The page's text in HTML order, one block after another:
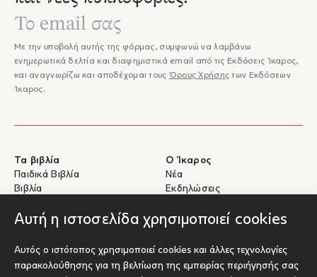
Αυτή η ιστοσελίδα χρησιμοποιεί cookies
Αυτός ο ιστότοπος χρησιμοποιεί cookies και άλλες τεχνολογίες
παρακολούθησης για τη βελτίωση της εμπειρίας περιήγησής σας
Με την υποβολή αυτής της φόρμας, συμφωνώ να λαμβάνω
ενημερωτικά δελτία και διαφημιστικά email από τις Εκδόσεις Ίκαρος,
και αναγνωρίζω και αποδέχομαι τους Όρους Χρήσης των Εκδόσεων
Ίκαρος.
Τα βιβλία
Παιδικά Βιβλία
Βιβλία
Ο Ίκαρος
Νέα
Εκδηλώσεις
Βοήθεια
Αποστολές & Επιστροφές
Πληρωμές & Ασφάλεια
Για Συγγραφείς
Υποβολή έργου προς έκδοση